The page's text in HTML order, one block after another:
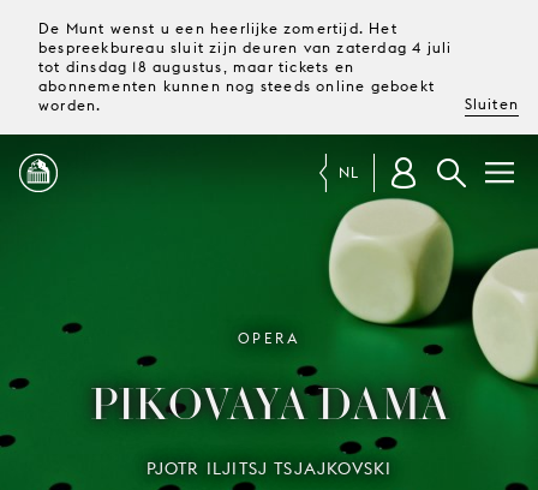
De Munt wenst u een heerlijke zomertijd. Het
bespreekbureau sluit zijn deuren van zaterdag 4 juli
tot dinsdag 18 augustus, maar tickets en
abonnementen kunnen nog steeds online geboekt
worden.
Sluiten
PROGRAMMA
MAGAZINE
TICKETS &
ABONNEMENTEN
UW
NL
OPERA
PIKOVAYA DAMA
PJOTR ILJITSJ TSJAJKOVSKI